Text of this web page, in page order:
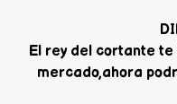
El rey del cortante
mercado,ahora